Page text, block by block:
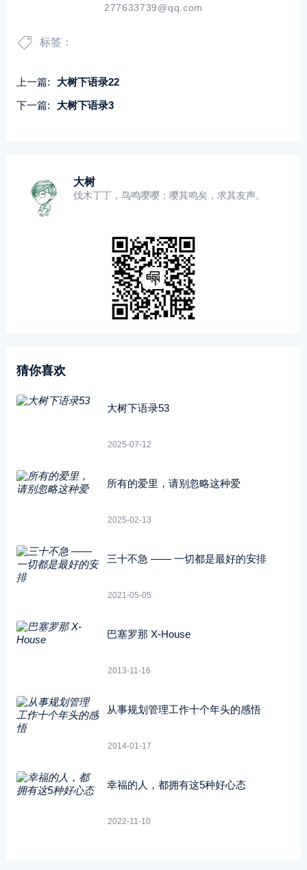
277633739@qq.com
标签：
上一篇:
大树下语录22
下一篇:
大树下语录3
大树
伐木丁丁，鸟鸣嘤嘤；嘤其鸣矣，求其友声。
猜你喜欢
大树下语录53
2025-07-12
所有的爱里，请别忽略这种爱
2025-02-13
三十不急 ―― 一切都是最好的安排
2021-05-05
巴塞罗那 X-House
2013-11-16
从事规划管理工作十个年头的感悟
2014-01-17
幸福的人，都拥有这5种好心态
2022-11-10